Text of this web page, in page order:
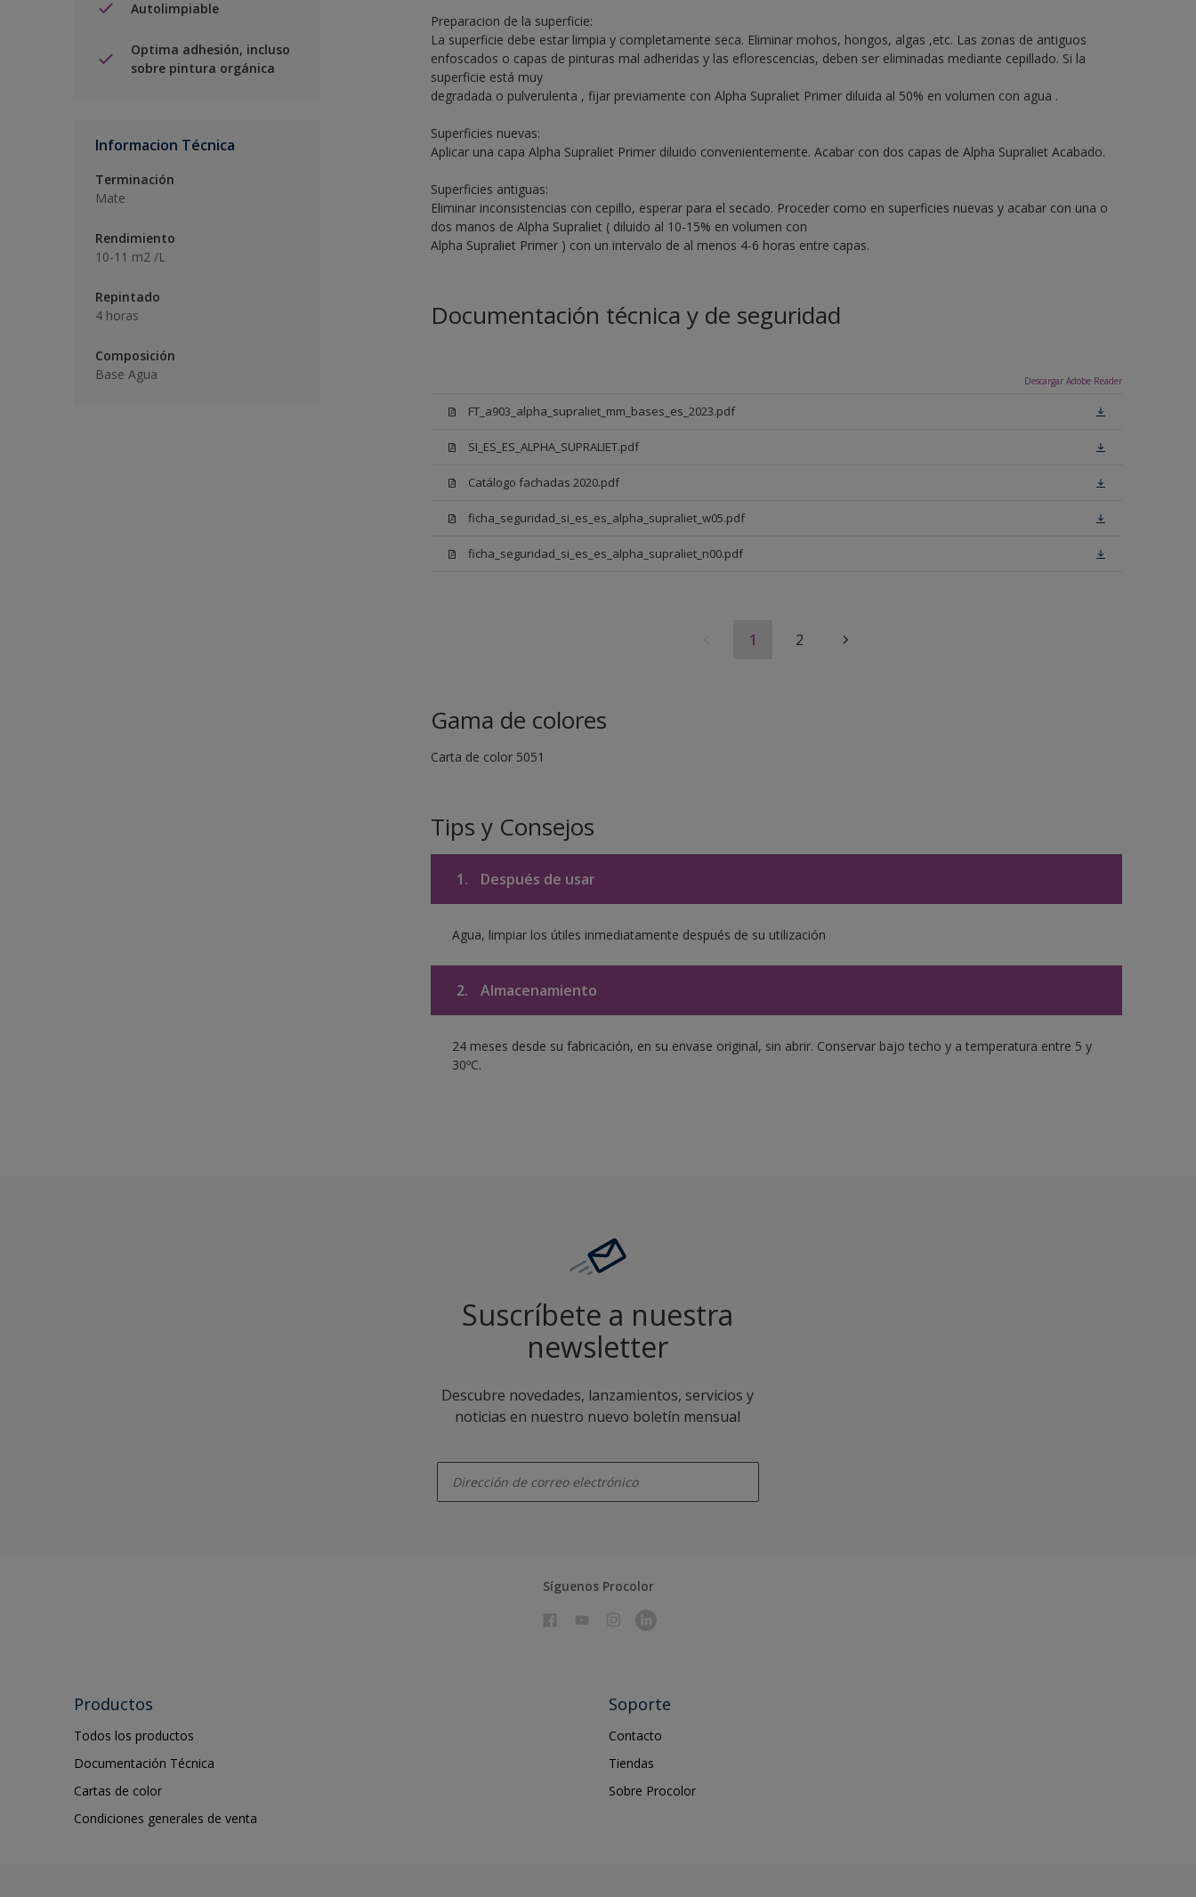
Autolimpiable
Optima adhesión, incluso
sobre pintura orgánica
Informacion Técnica
Terminación
Mate
Rendimiento
10-11 m2 /L
Repintado
4 horas
Composición
Base Agua
Preparacion de la superficie:
La superficie debe estar limpia y completamente seca. Eliminar mohos, hongos, algas ,etc. Las zonas de antiguos
enfoscados o capas de pinturas mal adheridas y las eflorescencias, deben ser eliminadas mediante cepillado. Si la
superficie está muy
degradada o pulverulenta , fijar previamente con Alpha Supraliet Primer diluida al 50% en volumen con agua .
Superficies nuevas:
Aplicar una capa Alpha Supraliet Primer diluido convenientemente. Acabar con dos capas de Alpha Supraliet Acabado.
Superficies antiguas:
Eliminar inconsistencias con cepillo, esperar para el secado. Proceder como en superficies nuevas y acabar con una o
dos manos de Alpha Supraliet ( diluido al 10-15% en volumen con
Alpha Supraliet Primer ) con un intervalo de al menos 4-6 horas entre capas.
Documentación técnica y de seguridad
Descargar Adobe Reader
FT_a903_alpha_supraliet_mm_bases_es_2023.pdf
SI_ES_ES_ALPHA_SUPRALIET.pdf
Catálogo fachadas 2020.pdf
ficha_seguridad_si_es_es_alpha_supraliet_w05.pdf
ficha_seguridad_si_es_es_alpha_supraliet_n00.pdf
1 2
Gama de colores
Carta de color 5051
Tips y Consejos
1. Después de usar
Agua, limpiar los útiles inmediatamente después de su utilización
2. Almacenamiento
24 meses desde su fabricación, en su envase original, sin abrir. Conservar bajo techo y a temperatura entre 5 y
30ºC.
Suscríbete a nuestra
newsletter
Descubre novedades, lanzamientos, servicios y
noticias en nuestro nuevo boletín mensual
Síguenos Procolor
Productos
Todos los productos
Documentación Técnica
Cartas de color
Condiciones generales de venta
Soporte
Contacto
Tiendas
Sobre Procolor